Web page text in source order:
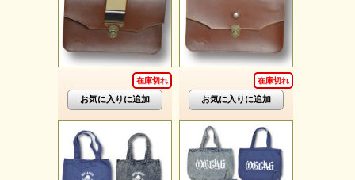
在庫切れ 在庫切れ